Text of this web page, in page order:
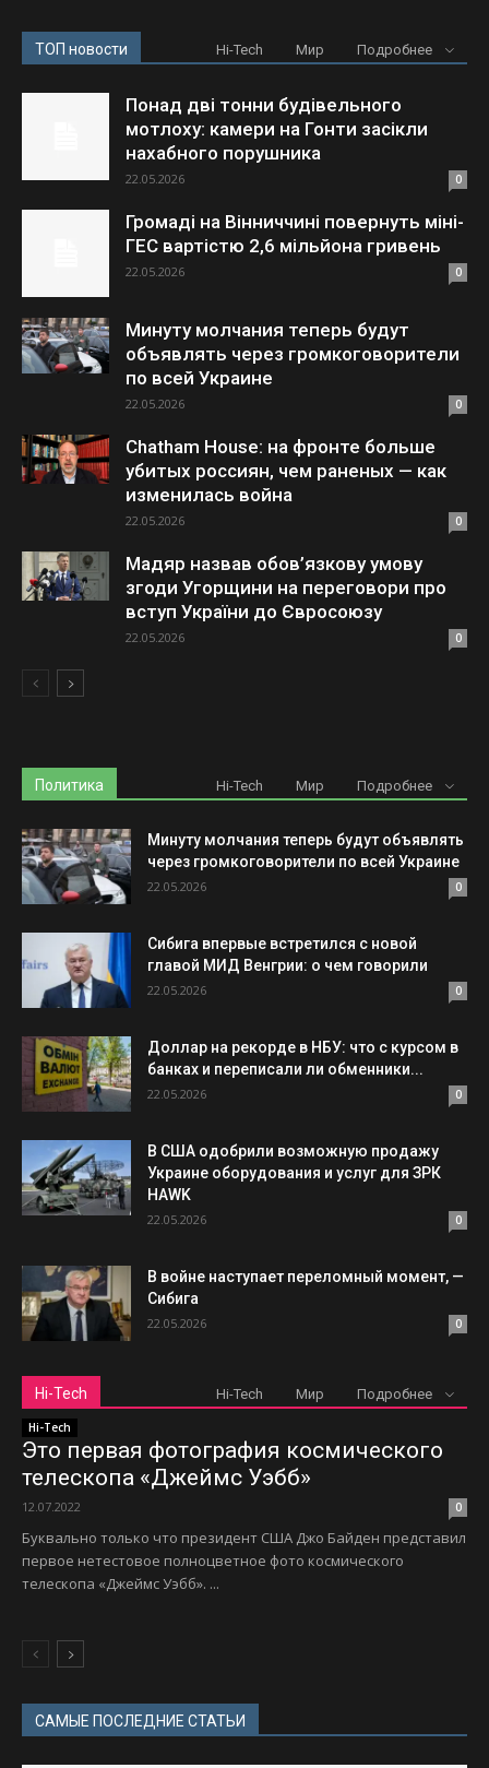
ТОП новости Hi-Tech Мир Подробнее
Понад дві тонни будівельного
мотлоху: камери на Гонти засікли
нахабного порушника
22.05.2026 0
Громаді на Вінниччині повернуть міні-
ГЕС вартістю 2,6 мільйона гривень
22.05.2026 0
Минуту молчания теперь будут
объявлять через громкоговорители
по всей Украине
22.05.2026 0
Chatham House: на фронте больше
убитых россиян, чем раненых — как
изменилась война
22.05.2026 0
Мадяр назвав обов’язкову умову
згоди Угорщини на переговори про
вступ України до Євросоюзу
22.05.2026 0
Политика Hi-Tech Мир Подробнее
Минуту молчания теперь будут объявлять
через громкоговорители по всей Украине
22.05.2026 0
Сибига впервые встретился с новой
главой МИД Венгрии: о чем говорили
22.05.2026 0
Доллар на рекорде в НБУ: что с курсом в
банках и переписали ли обменники...
22.05.2026 0
В США одобрили возможную продажу
Украине оборудования и услуг для ЗРК
HAWK
22.05.2026 0
В войне наступает переломный момент, —
Сибига
22.05.2026 0
Hi-Tech Hi-Tech Мир Подробнее
Hi-Tech
Это первая фотография космического
телескопа «Джеймс Уэбб»
12.07.2022 0
Буквально только что президент США Джо Байден представил
первое нетестовое полноцветное фото космического
телескопа «Джеймс Уэбб». ...
САМЫЕ ПОСЛЕДНИЕ СТАТЬИ